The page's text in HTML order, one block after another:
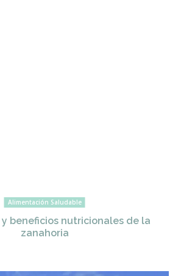
Alimentación Saludable
y beneficios nutricionales de la
zanahoria